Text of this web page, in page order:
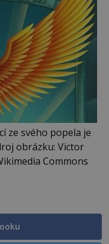
ze svého popela je
obrázku: Victor
Commons